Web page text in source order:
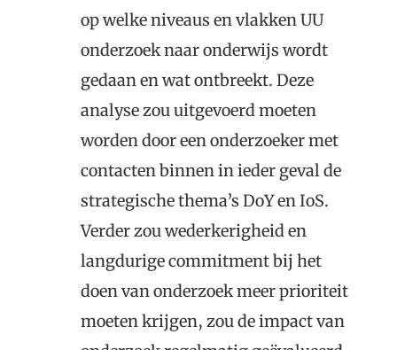
op welke niveaus en vlakken UU
onderzoek naar onderwijs wordt
gedaan en wat ontbreekt. Deze
analyse zou uitgevoerd moeten
worden door een onderzoeker met
contacten binnen in ieder geval de
strategische thema’s DoY en IoS.
Verder zou wederkerigheid en
langdurige commitment bij het
doen van onderzoek meer prioriteit
moeten krijgen, zou de impact van